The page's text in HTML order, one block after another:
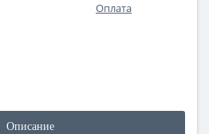
Оплата
Описание